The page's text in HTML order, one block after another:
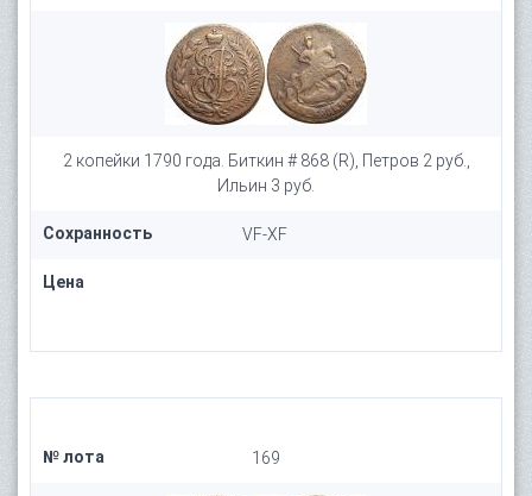
2 копейки 1790 года. Биткин # 868 (R), Петров 2 руб.,
Ильин 3 руб.
Сохранность VF-XF
Цена
№ лота 169